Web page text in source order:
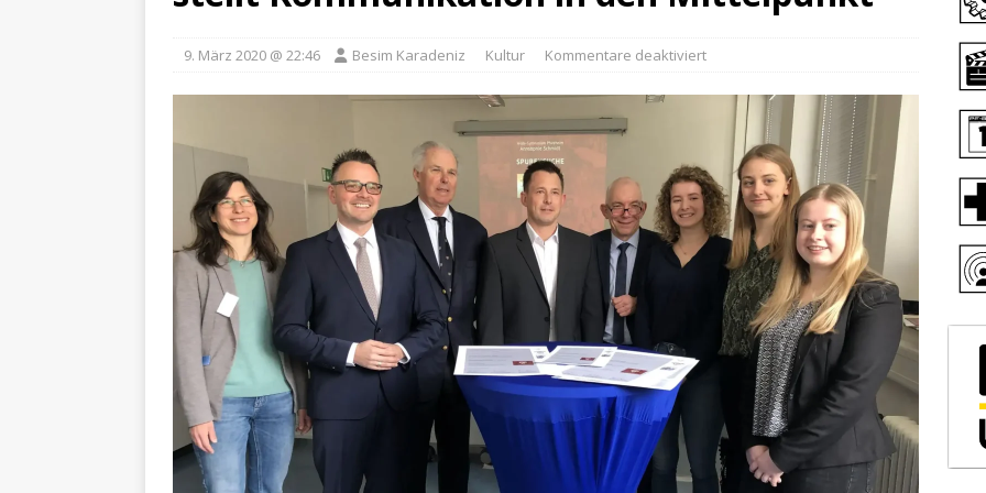
9. März 2020 @ 22:46 Besim Karadeniz Kultur Kommentare deaktiviert